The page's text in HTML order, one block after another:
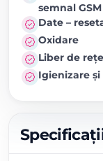
semnal GSM
Date –
Oxidare
Liber de
Igienizare